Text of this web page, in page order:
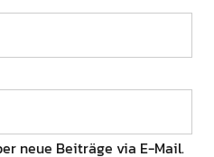
neue Beiträge via E-Mail.